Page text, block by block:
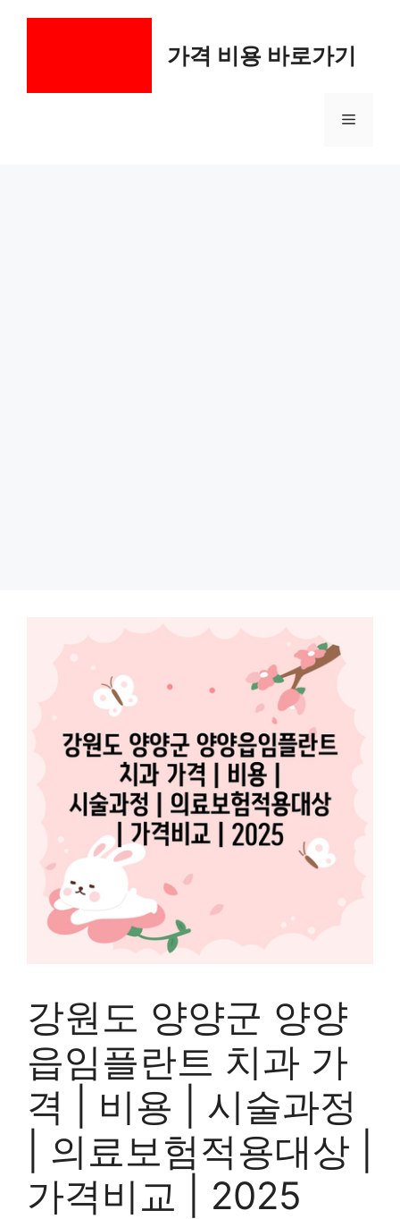
가격 비용 바로가기
메
강원도 양양군 양양
읍임플란트 치과 가
격 | 비용 | 시술과정
| 의료보험적용대상 |
가격비교 | 2025